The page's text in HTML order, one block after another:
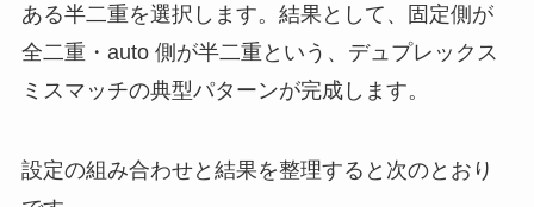
ある半二重を選択します。結果として、固定側が
全二重・auto 側が半二重という、デュプレックス
ミスマッチの典型パターンが完成します。
設定の組み合わせと結果を整理すると次のとおり